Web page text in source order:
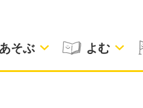
あそぶ よむ